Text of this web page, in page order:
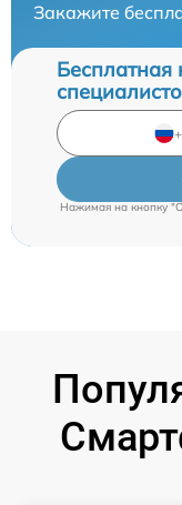
Закажите
Бесплатная
Нажимая на кнопку